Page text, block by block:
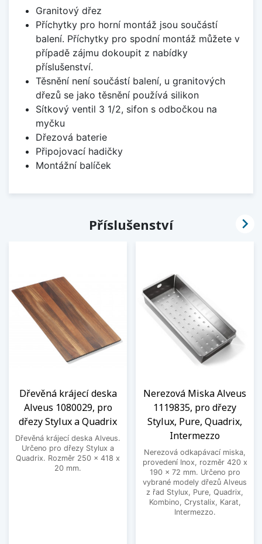
Granitový dřez
Příchytky pro horní montáž jsou součástí
balení. Příchytky pro spodní montáž můžete v
případě zájmu dokoupit z nabídky
příslušenství.
Těsnění není součástí balení, u granitových
dřezů se jako těsnění používá silikon
Sítkový ventil 3 1/2, sifon s odbočkou na
myčku
Dřezová baterie
Připojovací hadičky
Montážní balíček
Příslušenství
Dřevěná krájecí deska
Alveus 1080029, pro
dřezy Stylux a Quadrix
Dřevěná krájecí deska Alveus.
Určeno pro dřezy Stylux a
Quadrix. Rozměr 250 x 418 x
20 mm.
Nerezová Miska Alveus
1119835, pro dřezy
Stylux, Pure, Quadrix,
Intermezzo
Nerezová odkapávací miska,
provedení Inox, rozměr 420 x
190 x 72 mm. Určeno pro
vybrané modely dřezů Alveus
z řad Stylux, Pure, Quadrix,
Kombino, Crystalix, Karat,
Intermezzo.
